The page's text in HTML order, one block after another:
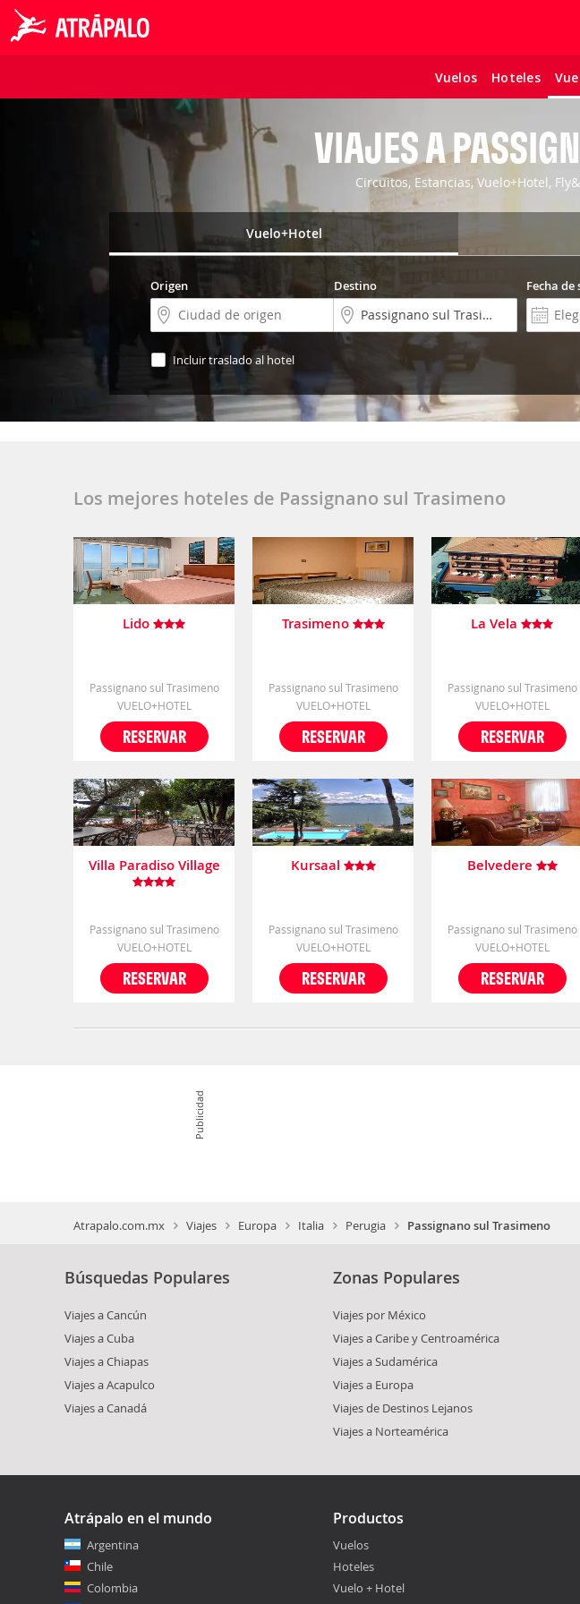
Vuelos Hoteles
VIAJES A
Circuitos, Estancias, Vuelo+Hotel,
Vuelo+Hotel
Origen Destino Fecha de
Incluir traslado al hotel
Los mejores hoteles de Passignano sul Trasimeno
Lido
Passignano sul Trasimeno
VUELO+HOTEL
RESERVAR
Trasimeno
Passignano sul Trasimeno
VUELO+HOTEL
RESERVAR
La Vela
Passignano sul Trasimeno
VUELO+HOTEL
RESERVAR
Villa Paradiso Village
Passignano sul Trasimeno
VUELO+HOTEL
RESERVAR
Kursaal
Passignano sul Trasimeno
VUELO+HOTEL
RESERVAR
Belvedere
Passignano sul Trasimeno
VUELO+HOTEL
RESERVAR
Publicidad
Atrapalo.com.mx Viajes Europa Italia Perugia Passignano sul Trasimeno
Búsquedas Populares
Viajes a Cancún
Viajes a Cuba
Viajes a Chiapas
Viajes a Acapulco
Viajes a Canadá
Zonas Populares
Viajes por México
Viajes a Caribe y Centroamérica
Viajes a Sudamérica
Viajes a Europa
Viajes de Destinos Lejanos
Viajes a Norteamérica
Atrápalo en el mundo
Argentina
Chile
Colombia
Productos
Vuelos
Hoteles
Vuelo + Hotel